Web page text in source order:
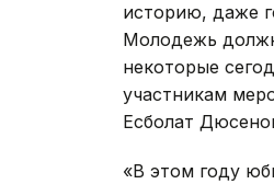
историю, даже
Молодежь
некоторые
участникам
Есболат
«В этом году